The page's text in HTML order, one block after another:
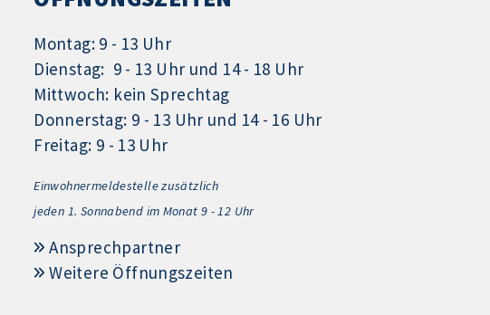
Montag: 9 - 13 Uhr
Dienstag: 9 - 13 Uhr und 14 - 18 Uhr
Mittwoch: kein Sprechtag
Donnerstag: 9 - 13 Uhr und 14 - 16 Uhr
Freitag: 9 - 13 Uhr
Einwohnermeldestelle zusätzlich
jeden 1. Sonnabend im Monat 9 - 12 Uhr
Ansprechpartner
Weitere Öffnungszeiten